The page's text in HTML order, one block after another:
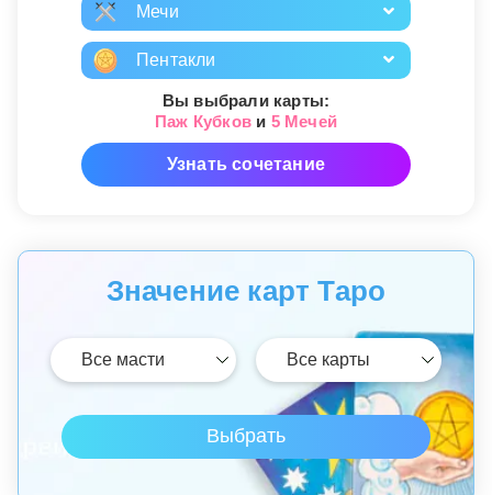
Мечи
Пентакли
Вы выбрали карты:
Паж Кубкови 5 Мечей
Узнать сочетание
Значение карт Таро